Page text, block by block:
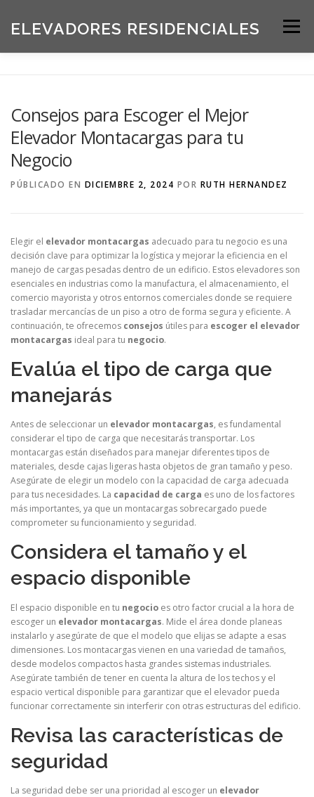
contenido
ELEVADORES RESIDENCIALES Menú
SOLICITE UNA COTIZACIÓN BLOG
ACERCA DE NOSOTROS
Consejos para Escoger el Mejor
Elevador Montacargas para tu
Negocio
PÚBLICADO EN DICIEMBRE 2, 2024 POR RUTH HERNANDEZ
Elegir el elevador montacargas adecuado para tu negocio es una
decisión clave para optimizar la logística y mejorar la eficiencia en el
manejo de cargas pesadas dentro de un edificio. Estos elevadores son
esenciales en industrias como la manufactura, el almacenamiento, el
comercio mayorista y otros entornos comerciales donde se requiere
trasladar mercancías de un piso a otro de forma segura y eficiente. A
continuación, te ofrecemos consejos útiles para escoger el elevador
montacargas ideal para tu negocio.
Evalúa el tipo de carga que
manejarás
Antes de seleccionar un elevador montacargas, es fundamental
considerar el tipo de carga que necesitarás transportar. Los
montacargas están diseñados para manejar diferentes tipos de
materiales, desde cajas ligeras hasta objetos de gran tamaño y peso.
Asegúrate de elegir un modelo con la capacidad de carga adecuada
para tus necesidades. La capacidad de carga es uno de los factores
más importantes, ya que un montacargas sobrecargado puede
comprometer su funcionamiento y seguridad.
Considera el tamaño y el
espacio disponible
El espacio disponible en tu negocio es otro factor crucial a la hora de
escoger un elevador montacargas. Mide el área donde planeas
instalarlo y asegúrate de que el modelo que elijas se adapte a esas
dimensiones. Los montacargas vienen en una variedad de tamaños,
desde modelos compactos hasta grandes sistemas industriales.
Asegúrate también de tener en cuenta la altura de los techos y el
espacio vertical disponible para garantizar que el elevador pueda
funcionar correctamente sin interferir con otras estructuras del edificio.
Revisa las características de
seguridad
La seguridad debe ser una prioridad al escoger un elevador